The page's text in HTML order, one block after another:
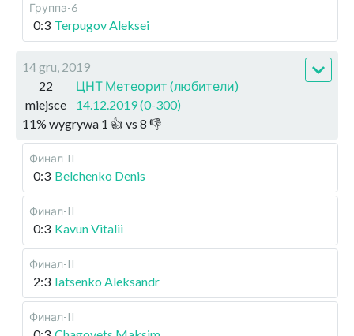
Группа-6
0:3 Terpugov Aleksei
14 gru, 2019
22
miejsce
ЦНТ Метеорит (любители)
14.12.2019 (0-300)
11% wygrywa 1 👍 vs 8 👎
Финал-II
0:3 Belchenko Denis
Финал-II
0:3 Kavun Vitalii
Финал-II
2:3 Iatsenko Aleksandr
Финал-II